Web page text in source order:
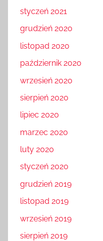
styczeń 2021
grudzień 2020
listopad 2020
październik 2020
wrzesień 2020
sierpień 2020
lipiec 2020
marzec 2020
luty 2020
styczeń 2020
grudzień 2019
listopad 2019
wrzesień 2019
sierpień 2019